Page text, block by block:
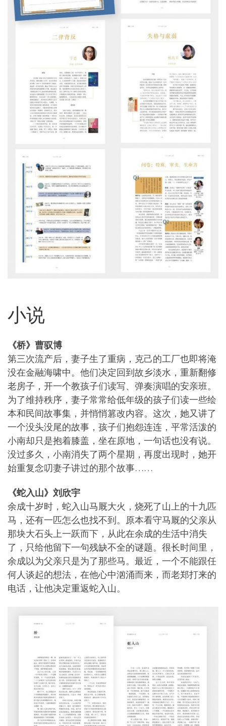
小说
《桥》曹驭博
第三次流产后，妻子生了重病，克己的工厂也即将淹
没在金融海啸中。他们决定回到故乡淡水，重新翻修
老房子，开一个教孩子们读写、弹奏演唱的安亲班。
为了维持秩序，妻子常常给低年级的孩子们读一些绘
本和民间故事集，并悄悄篡改内容。这次，她又讲了
一个没头没尾的故事，孩子们抱怨连连，平常活泼的
小南却只是抱着膝盖，坐在原地，一句话也没有说。
没过多久，小南消失了两个星期，再度出现时，她开
始重复念叨妻子讲过的那个故事……
《蛇入山》刘欣宇
余成十岁时，蛇入山马厩大火，烧死了山上的十九匹
马，还有一匹怎么也找不到。原本看守马厩的父亲从
那块大石头上一跃而下，从此在余成的生活中消失
了，只给他留下一句残缺不全的谜题。很长时间里，
余成以为父亲只是为了那些马。最近，一个不能跟任
何人谈起的想法，在他心中汹涌而来，而老郑打来的
电话，让他决定重返蛇入山。